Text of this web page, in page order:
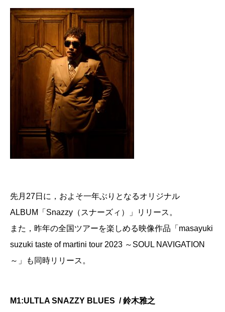
先月27日に，およそ一年ぶりとなるオリジナル
ALBUM「Snazzy（スナーズィ）」リリース。
また，昨年の全国ツアーを楽しめる映像作品「masayuki
suzuki taste of martini tour 2023 ～SOUL NAVIGATION
～」も同時リリース。
M1:ULTLA SNAZZY BLUES / 鈴木雅之